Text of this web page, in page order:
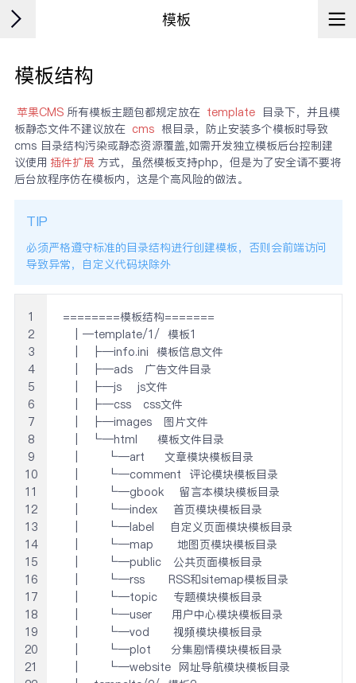
模板
模板结构
苹果CMS 所有模板主题包都规定放在 template 目录下，并且模
板静态文件不建议放在 cms 根目录，防止安装多个模板时导致
cms 目录结构污染或静态资源覆盖,如需开发独立模板后台控制建
议使用 插件扩展 方式，虽然模板支持php，但是为了安全请不要将
后台放程序仿在模板内，这是个高风险的做法。
TIP
必须严格遵守标准的目录结构进行创建模板，否则会前端访问
导致异常，自定义代码块除外
========模板结构=======
  │─template/1/  模板1
  │  ├─info.ini  模板信息文件
  │  ├─ads   广告文件目录
  │  ├─js    js文件
  │  ├─css   css文件
  │  ├─images   图片文件
  │  └─html     模板文件目录
  │      └─art     文章模块模板目录
  │      └─comment  评论模块模板目录
  │      └─gbook    留言本模块模板目录
  │      └─index    首页模块模板目录
  │      └─label    自定义页面模块模板目录
  │      └─map      地图页模块模板目录
  │      └─public   公共页面模板目录
  │      └─rss      RSS和sitemap模板目录
  │      └─topic    专题模块模板目录
  │      └─user     用户中心模块模板目录
  │      └─vod      视频模块模板目录
  │      └─plot     分集剧情模块模板目录
  │      └─website  网址导航模块模板目录
1
2
3
4
5
6
7
8
9
10
11
12
13
14
15
16
17
18
19
20
21